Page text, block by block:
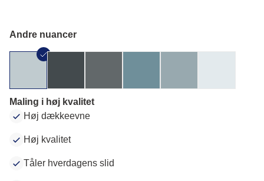
Andre nuancer
Maling i høj kvalitet
Høj dækkeevne
Høj kvalitet
Tåler hverdagens slid